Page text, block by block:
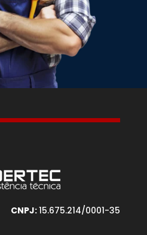
CNPJ:15.675.214/0001-35